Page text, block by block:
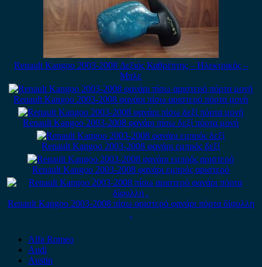
Renault Kangoo 2003-2008 Δεξιός Καθρέπτης – Ηλεκτρικός –
Μπλε
Renault Kangoo 2003-2008 φανάρι πίσω αριστερό πόρτα μονή
Renault Kangoo 2003-2008 φανάρι πίσω δεξί πόρτα μονή
Renault Kangoo 2003-2008 φανάρι εμπρός δεξί
Renault Kangoo 2003-2008 φανάρι εμπρός αριστερό
Renault Kangoo 2003-2008 πίσω αριστερό φανάρι πόρτα δίφυλλη
.
Alfa Romeo
Audi
Austin